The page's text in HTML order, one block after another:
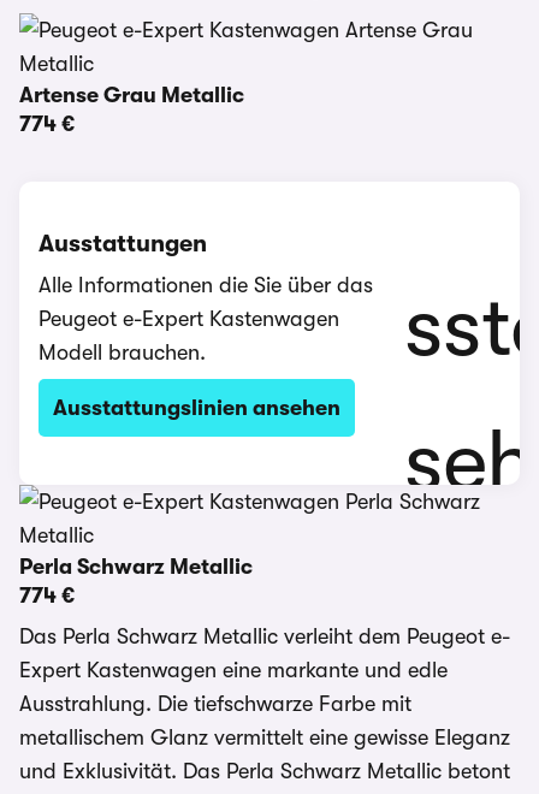
Artense Grau Metallic
774 €
Ausstattungen
Alle Informationen die Sie über das
Peugeot e-Expert Kastenwagen
Modell brauchen.
Ausstattungslinien ansehen
Perla Schwarz Metallic
774 €
Das Perla Schwarz Metallic verleiht dem Peugeot e-
Expert Kastenwagen eine markante und edle
Ausstrahlung. Die tiefschwarze Farbe mit
metallischem Glanz vermittelt eine gewisse Eleganz
und Exklusivität. Das Perla Schwarz Metallic betont